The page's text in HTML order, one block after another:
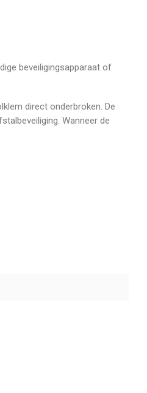
beveiligingsapparaat of
direct onderbroken. De
Wanneer de